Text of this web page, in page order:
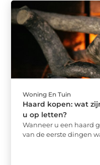
Woning En Tuin
Haard kopen: wat
u op letten?
Wanneer u een haard
van de eerste dingen